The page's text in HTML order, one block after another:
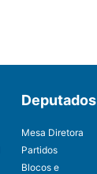
Deputados
Mesa Diretora
Partidos
Blocos e